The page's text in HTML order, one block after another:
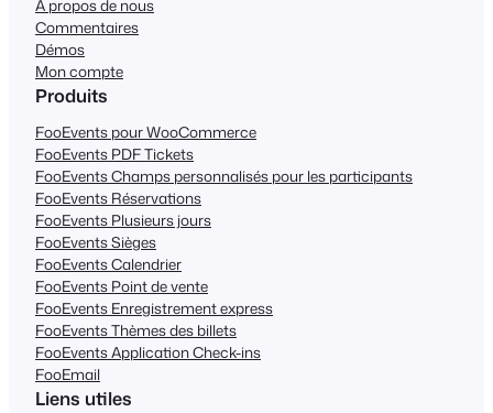
À propos de nous
Commentaires
Démos
Mon compte
Produits
FooEvents pour WooCommerce
FooEvents PDF Tickets
FooEvents Champs personnalisés pour les participants
FooEvents Réservations
FooEvents Plusieurs jours
FooEvents Sièges
FooEvents Calendrier
FooEvents Point de vente
FooEvents Enregistrement express
FooEvents Thèmes des billets
FooEvents Application Check-ins
FooEmail
Liens utiles